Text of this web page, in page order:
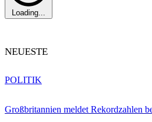
Loading...
NEUESTE
Großbritannien meldet Rekordzahlen
POLITIK